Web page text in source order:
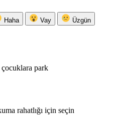
Haha Vay Üzgün
park
rahatlığı için seçin